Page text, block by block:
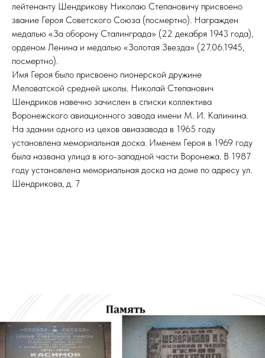
лейтенанту Шендрикову Николаю Степановичу присвоено
звание Героя Советского Союза (посмертно). Награжден
медалью «За оборону Сталинграда» (22 декабря 1943 года),
орденом Ленина и медалью «Золотая Звезда» (27.06.1945,
посмертно).
Имя Героя было присвоено пионерской дружине
Меловатской средней школы. Николай Степанович
Шендриков навечно зачислен в списки коллектива
Воронежского авиационного завода имени М. И. Калинина.
На здании одного из цехов авиазавода в 1965 году
установлена мемориальная доска. Именем Героя в 1969 году
была названа улица в юго-западной части Воронежа. В 1987
году установлена мемориальная доска на доме по адресу ул.
Шендрикова, д. 7